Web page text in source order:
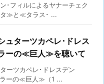
･フィルによるヤナーチェク
≫と≪タラス･ ...
ュターツカペレ･ドレス
ーの≪巨人≫を聴いて
ーツカペレ･ドレスデン
ラーの≪巨人≫（1 ...